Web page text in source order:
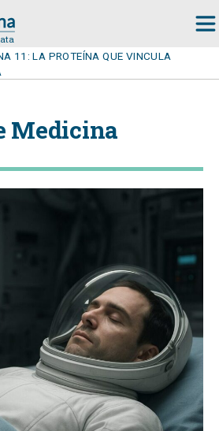
11: LA PROTEÍNA QUE VINCULA
Medicina